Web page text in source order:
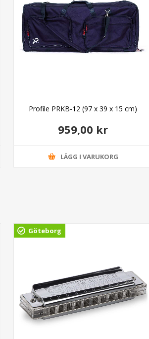
Profile PRKB-12 (97 x 39 x 15 cm)
959,00 kr
LÄGG I VARUKORG
Göteborg